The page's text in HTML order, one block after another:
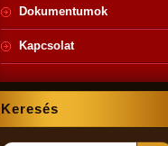
Dokumentumok
Kapcsolat
Keresés